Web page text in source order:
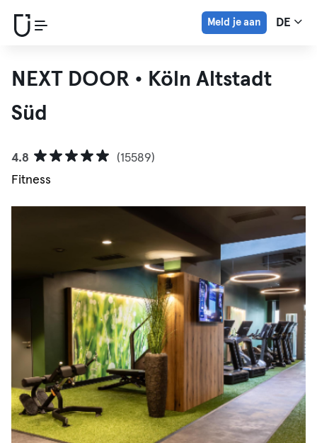
Meld je aan DE
NEXT DOOR • Köln Altstadt
Süd
4.8
(15589)
Fitness